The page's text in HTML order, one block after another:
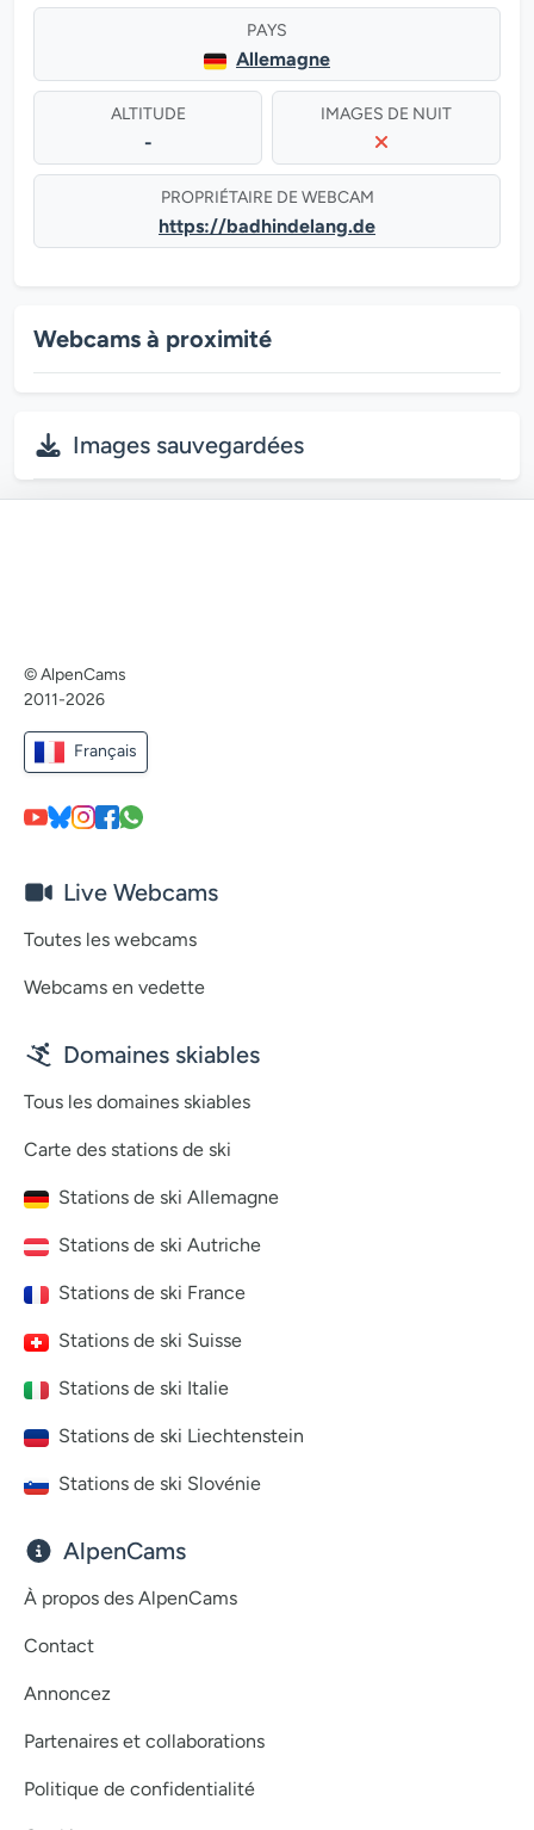
PAYS
Allemagne
ALTITUDE
-
IMAGES DE NUIT
PROPRIÉTAIRE DE WEBCAM
https://badhindelang.de
Webcams à proximité
Images sauvegardées
© AlpenCams
2011-2026
Français
Live Webcams
Toutes les webcams
Webcams en vedette
Domaines skiables
Tous les domaines skiables
Carte des stations de ski
Stations de ski Allemagne
Stations de ski Autriche
Stations de ski France
Stations de ski Suisse
Stations de ski Italie
Stations de ski Liechtenstein
Stations de ski Slovénie
AlpenCams
À propos des AlpenCams
Contact
Annoncez
Partenaires et collaborations
Politique de confidentialité